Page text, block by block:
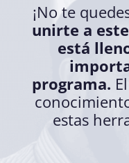
¡No te
unirte a
está
programa.
estas